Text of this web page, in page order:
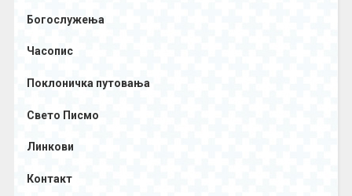
Богослужења
Часопис
Поклоничка путовања
Свето Писмо
Линкови
Контакт